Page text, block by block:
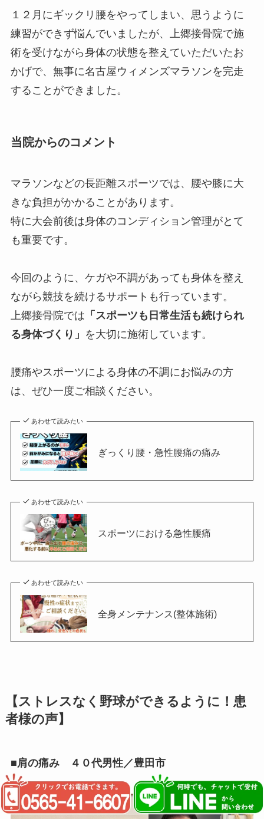
１２月にギックリ腰をやってしまい、思うように
練習ができず悩んでいましたが、上郷接骨院で施
術を受けながら身体の状態を整えていただいたお
かげで、無事に名古屋ウィメンズマラソンを完走
することができました。
当院からのコメント
マラソンなどの長距離スポーツでは、腰や膝に大
きな負担がかかることがあります。
特に大会前後は身体のコンディション管理がとて
も重要です。
今回のように、ケガや不調があっても身体を整え
ながら競技を続けるサポートも行っています。
上郷接骨院では 「スポーツも日常生活も続けられ
る身体づくり」 を大切に施術しています。
腰痛やスポーツによる身体の不調にお悩みの方
は、ぜひ一度ご相談ください。
あわせて読みたい
ぎっくり腰・急性腰痛の痛み
あわせて読みたい
スポーツにおける急性腰痛
あわせて読みたい
全身メンテナンス(整体施術)
【ストレスなく野球ができるように！患
者様の声】
■肩の痛み ４０代男性／豊田市